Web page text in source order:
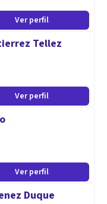
Ver perfil
Tellez
Ver perfil
Ver perfil
Duque